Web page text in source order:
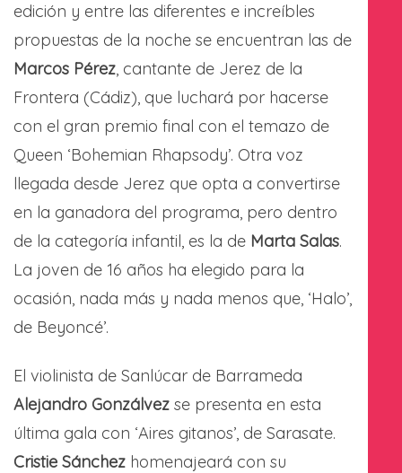
edición y entre las diferentes e increíbles
propuestas de la noche se encuentran las de
Marcos Pérez, cantante de Jerez de la
Frontera (Cádiz), que luchará por hacerse
con el gran premio final con el temazo de
Queen ‘Bohemian Rhapsody’. Otra voz
llegada desde Jerez que opta a convertirse
en la ganadora del programa, pero dentro
de la categoría infantil, es la de Marta Salas.
La joven de 16 años ha elegido para la
ocasión, nada más y nada menos que, ‘Halo’,
de Beyoncé’.
El violinista de Sanlúcar de Barrameda
Alejandro Gonzálvez se presenta en esta
última gala con ‘Aires gitanos’, de Sarasate.
Cristie Sánchez homenajeará con su